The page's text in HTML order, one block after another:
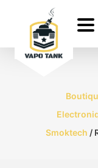
Smoktech /